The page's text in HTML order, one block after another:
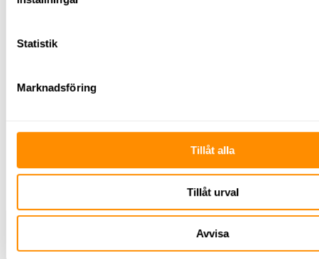
Statistik
Marknadsföring
Tillåt alla
Tillåt urval
Avvisa
som passar bäst.
Vi samarbetar med externa transportörer vid behov.
av rikstäckande
Inget krångel – bara enkel uthyrning:
maskinproblem.